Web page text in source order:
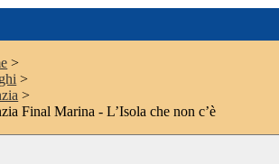
>
>
>
Final Marina - L’Isola che non c’è